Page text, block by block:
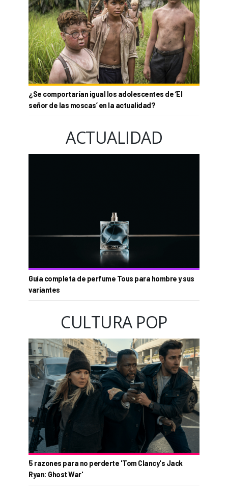
¿Se comportarían igual los adolescentes de ‘El
señor de las moscas’ en la actualidad?
ACTUALIDAD
Guía completa de perfume Tous para hombre y sus
variantes
CULTURA POP
5 razones para no perderte 'Tom Clancy's Jack
Ryan: Ghost War'